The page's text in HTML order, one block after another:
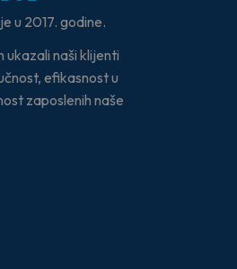
u 2017. godine.
ukazali naši klijenti
efikasnost u
zaposlenih naše